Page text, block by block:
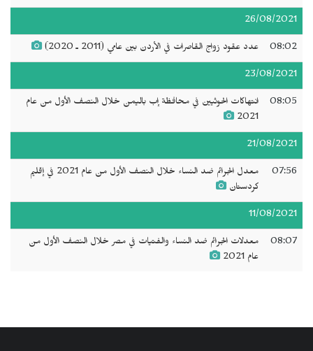
26/08/2021
08:02 عدد عقود زواج القاصرات في الأردن بين عامي (2011 ـ 2020)
23/08/2021
08:05
انتهاكات الحوثيين في محافظة إب باليمن خلال النصف الأول من عام
2021
21/08/2021
07:56
معدل الجرائم ضد النساء خلال النصف الأول من عام 2021 في إقليم
كردستان
11/08/2021
08:07
معدلات الجرائم ضد النساء والفتيات في مصر خلال النصف الأول من
عام 2021